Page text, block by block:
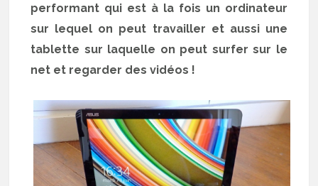
performant qui est à la fois un ordinateur
sur lequel on peut travailler et aussi une
tablette sur laquelle on peut surfer sur le
net et regarder des vidéos !